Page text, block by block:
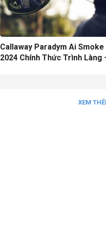
Callaway Paradym Ai Smoke
2024 Chính Thức Trình Làng
XEM